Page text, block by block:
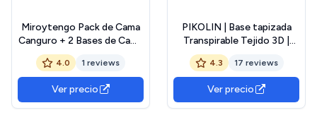
Miroytengo Pack de Cama
Canguro + 2 Bases de Cama
tapizada
4.0 1 reviews
Ver precio
PIKOLIN | Base tapizada
Transpirable Tejido 3D |
150x190 cm | Color Blanco |
Estructura Reforzada |
Alta Durabilidad | 4 Patas
Color Cerezo incluídas |
Entrega y Montaje Incluido
4.3 17 reviews
Ver precio